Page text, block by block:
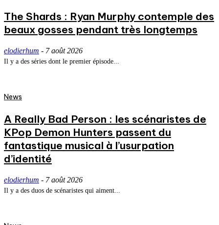
The Shards : Ryan Murphy contemple des
beaux gosses pendant très longtemps
elodierhum - 7 août 2026
Il y a des séries dont le premier épisode...
News
A Really Bad Person : les scénaristes de
KPop Demon Hunters passent du
fantastique musical à l’usurpation
d’identité
elodierhum - 7 août 2026
Il y a des duos de scénaristes qui aiment...